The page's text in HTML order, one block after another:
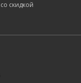
скидкой